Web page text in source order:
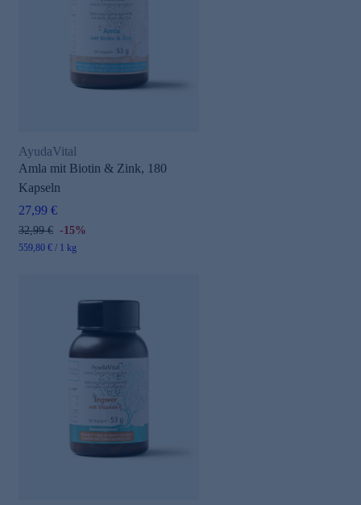
AyudaVital
Amla mit Biotin & Zink, 180
Kapseln
27,99 €
32,99 € -15%
559,80 € / 1 kg